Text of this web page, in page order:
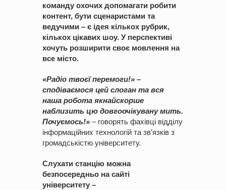
команду охочих допомагати робити
контент, бути сценаристами та
ведучими – є ідея кількох рубрик,
кількох цікавих шоу. У перспективі
хочуть розширити своє мовлення на
все місто.
«Радіо твоєї перемоги!» –
сподіваємося цей слоган та вся
наша робота якнайскорше
наблизить цю довгоочікувану мить.
Почуємось!» – говорять фахівці відділу
інформаційних технологій та зв’язків з
громадськістю університету.
Слухати станцію можна
безпосередньо на сайті
університету –